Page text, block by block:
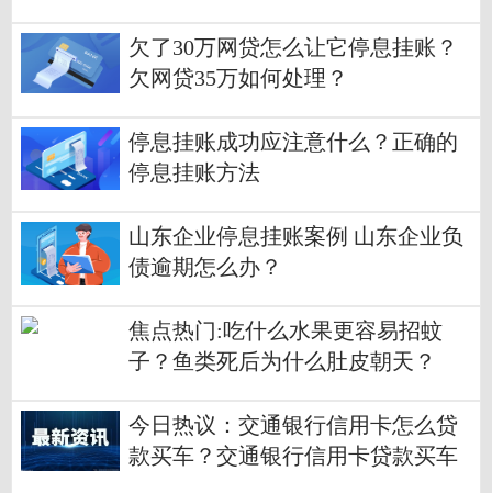
欠了30万网贷怎么让它停息挂账？
欠网贷35万如何处理？
停息挂账成功应注意什么？正确的
停息挂账方法
山东企业停息挂账案例 山东企业负
债逾期怎么办？
焦点热门:吃什么水果更容易招蚊
子？鱼类死后为什么肚皮朝天？
今日热议：交通银行信用卡怎么贷
款买车？交通银行信用卡贷款买车